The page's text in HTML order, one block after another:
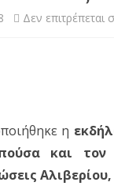
Δεν επιτρέπεται
η
και τον